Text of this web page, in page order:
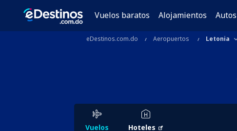
Vuelos baratos Alojamientos Autos
eDestinos.com.do Aeropuertos Letonia
Vuelos Hoteles